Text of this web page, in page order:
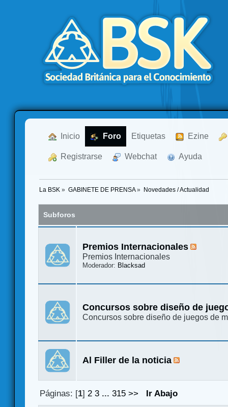
Inicio Foro Etiquetas Ezine
Registrarse Webchat Ayuda
La BSK » GABINETE DE PRENSA» Novedades / Actualidad
Subforos
Premios Internacionales
Premios Internacionales
Moderador: Blacksad
Concursos sobre diseño de
Concursos sobre diseño de juegos de
Al Filler de la noticia
Páginas: [1]2 3 ...315 >>
Ir Abajo